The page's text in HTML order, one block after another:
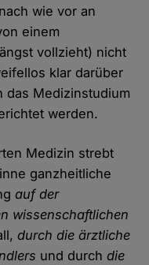
wie vor an
einem
vollzieht) nicht
klar darüber
das Medizinstudium
werden.
Medizin strebt
ganzheitliche
auf der
wissenschaftlichen
durch die ärztliche
und durchdie